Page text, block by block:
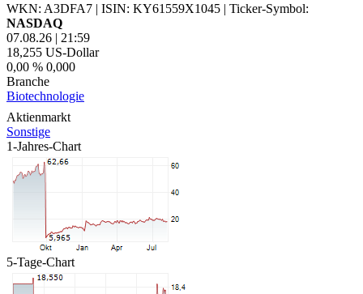
WKN: A3DFA7 | ISIN: KY61559X1045 | Ticker-Symbol:
NASDAQ
07.08.26 | 21:59
18,255 US-Dollar
0,00 % 0,000
Branche
Biotechnologie
Aktienmarkt
Sonstige
1-Jahres-Chart
5-Tage-Chart